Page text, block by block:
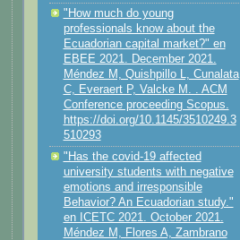
"How much do young
professionals know about the
Ecuadorian capital market?" en
EBEE 2021. December 2021.
Méndez M, Quishpillo L, Cunalata
C, Everaert P, Valcke M. . ACM
Conference proceeding Scopus.
https://doi.org/10.1145/3510249.3
510293
"Has the covid-19 affected
university students with negative
emotions and irresponsible
Behavior? An Ecuadorian study."
en ICETC 2021. October 2021.
Méndez M, Flores A, Zambrano